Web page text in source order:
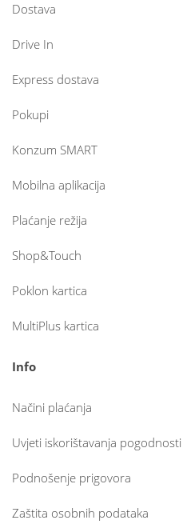
Dostava
Drive In
Express dostava
Pokupi
Konzum SMART
Mobilna aplikacija
Plaćanje režija
Shop&Touch
Poklon kartica
MultiPlus kartica
Info
Načini plaćanja
Uvjeti iskorištavanja pogodnosti
Podnošenje prigovora
Zaštita osobnih podataka